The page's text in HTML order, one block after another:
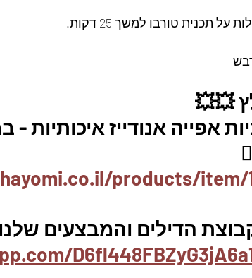
💥💥
אפייה אנודייז איכותיות -
products/item/
הדילים והמבצעים